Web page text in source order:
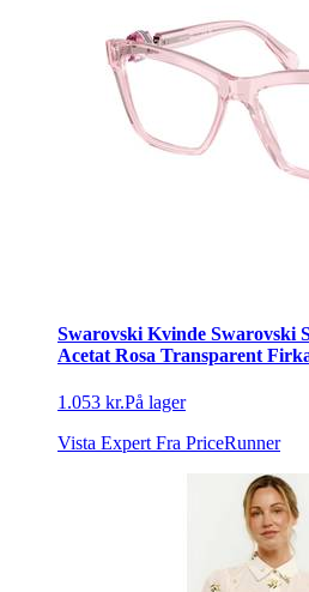
Swarovski Kvinde Swarovski
Acetat Rosa Transparent
1.053 kr.På lager
Vista Expert Fra PriceRunner